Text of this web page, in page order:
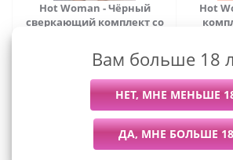
Hot Woman - Чёрный
сверкающий комплект со
Hot
Вам больше 18